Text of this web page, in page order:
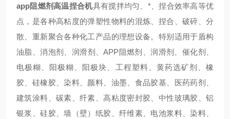
app阻 燃剂高温捏合机具有搅拌均匀、*、捏合效率高等优
点，是各种高粘度的弹塑性物料的混炼、捏合、破碎、分
散、重新聚合各种化工产品的理想设备。特别适用于盾构
油脂、消泡剂、润滑剂、APP阻燃剂、润滑剂、催化剂、
电极糊、阳极糊、阳极块、工程塑料、黄药选矿剂、橡
胶、硅橡胶、染料、颜料、油墨、食品胶基、医药药剂、
建筑涂料、碳素、纤素、高粘度密封胶、中性玻璃胶、铝
银浆、硅胶、墙（壁）纸胶、纤维素、电池浆料、染料、